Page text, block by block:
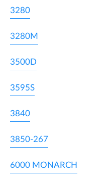
3280
3280M
3500D
3595S
3840
3850-267
6000 MONARCH